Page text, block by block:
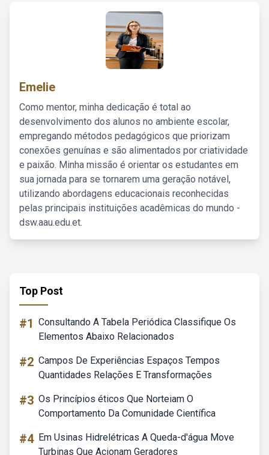
Emelie
Como mentor, minha dedicação é total ao
desenvolvimento dos alunos no ambiente escolar,
empregando métodos pedagógicos que priorizam
conexões genuínas e são alimentados por criatividade
e paixão. Minha missão é orientar os estudantes em
sua jornada para se tornarem uma geração notável,
utilizando abordagens educacionais reconhecidas
pelas principais instituições acadêmicas do mundo -
dsw.aau.edu.et.
Top Post
#1 Consultando A Tabela Periódica Classifique Os
Elementos Abaixo Relacionados
#2 Campos De Experiências Espaços Tempos
Quantidades Relações E Transformações
#3 Os Princípios éticos Que Norteiam O
Comportamento Da Comunidade Científica
#4 Em Usinas Hidrelétricas A Queda-d'água Move
Turbinas Que Acionam Geradores